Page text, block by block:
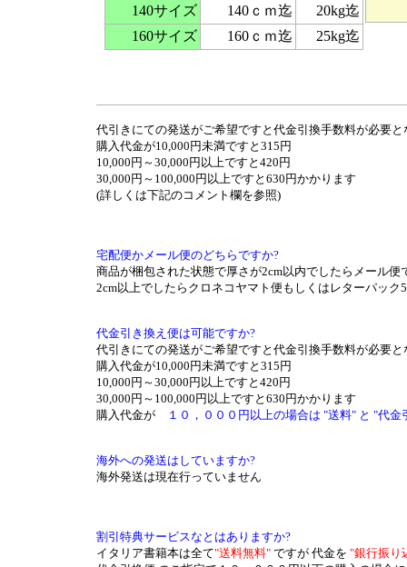
140サイズ
140ｃｍ迄
20kg迄
160サイズ
160ｃｍ迄 25kg迄
代引きにての発送がご希望ですと代金引換手数料が必要と
購入代金が10,000円未満ですと315円
10,000円～30,000円以上ですと420円
30,000円～100,000円以上ですと630円かかります
(詳しくは下記のコメント欄を参照)
宅配便かメール便のどちらですか?
商品が梱包された状態で厚さが2cm以内でしたらメール便
2cm以上でしたらクロネコヤマト便もしくはレターパック
代金引き換え便は可能ですか?
代引きにての発送がご希望ですと代金引換手数料が必要と
購入代金が10,000円未満ですと315円
10,000円～30,000円以上ですと420円
30,000円～100,000円以上ですと630円かかります
購入代金が
１０，０００円以上の場合は "送料" と "代
海外への発送はしていますか?
海外発送は現在行っていません
割引特典サービスなとはありますか?
イタリア書籍本は全て"送料無料" ですが 代金を "銀行振り